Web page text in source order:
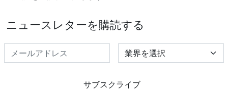
ニュースレターを購読する
Select Industry
サブスクライブ